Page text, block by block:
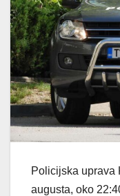
Policijska uprava
augusta, oko